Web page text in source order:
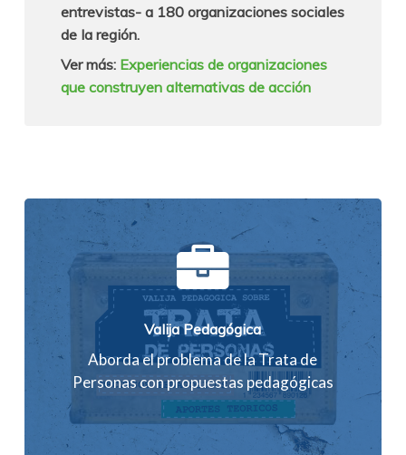
entrevistas- a 180 organizaciones sociales
de la región.
Ver más: Experiencias de organizaciones
que construyen alternativas de acción
Valija Pedagógica
Aborda el problema de la Trata de
Personas con propuestas pedagógicas